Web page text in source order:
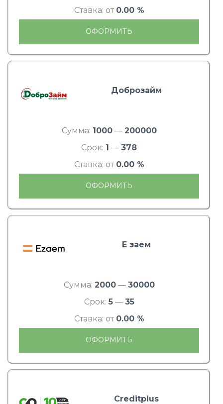
Ставка: от 0.00 %
ОФОРМИТЬ
Доброзайм
Сумма: 1000— 200000
Срок: 1 — 378
Ставка: от 0.00 %
ОФОРМИТЬ
Е заем
Сумма: 2000— 30000
Срок: 5— 35
Ставка: от 0.00 %
ОФОРМИТЬ
Creditplus